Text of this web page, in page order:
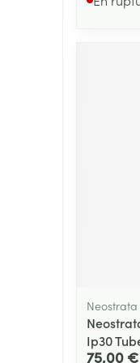
Neostrata
Ip30
75,00 €